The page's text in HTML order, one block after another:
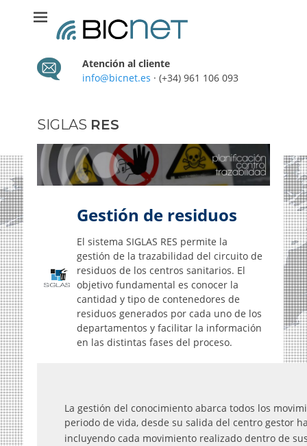
BICNET S.L.
Sistemas de información
Atención al cliente
info@bicnet.es · (+34) 961 106 093
SIGLAS RES
Gestión de residuos
El sistema SIGLAS RES permite la
gestión de la trazabilidad del circuito de
residuos de los centros sanitarios. El
objetivo fundamental es conocer la
cantidad y tipo de contenedores de
residuos generados por cada uno de los
departamentos y facilitar la información
en las distintas fases del proceso.
La gestión del conocimiento abarca todos los
periodo de vida, desde su salida del centro gestor
incluyendo cada movimiento realizado dentro de